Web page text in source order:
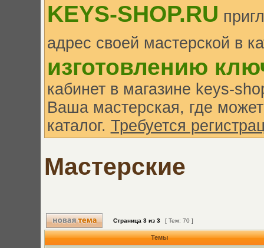
KEYS-SHOP.RU
адрес своей мастерской в
изготовлению
кабинет в магазине keys-
Ваша мастерская, где
каталог. Требуется
Мастерские
Страница 3из 3 [ Тем: 70 ]
Темы